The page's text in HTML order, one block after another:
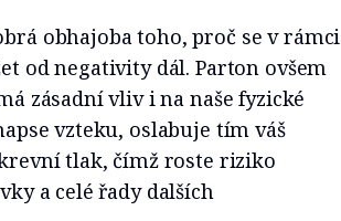
obhajoba toho, proč se v rámci
od negativity dál. Parton ovšem
zásadní vliv i na naše fyzické
vzteku, oslabuje tím váš
tlak, čímž roste riziko
a celé řady dalších